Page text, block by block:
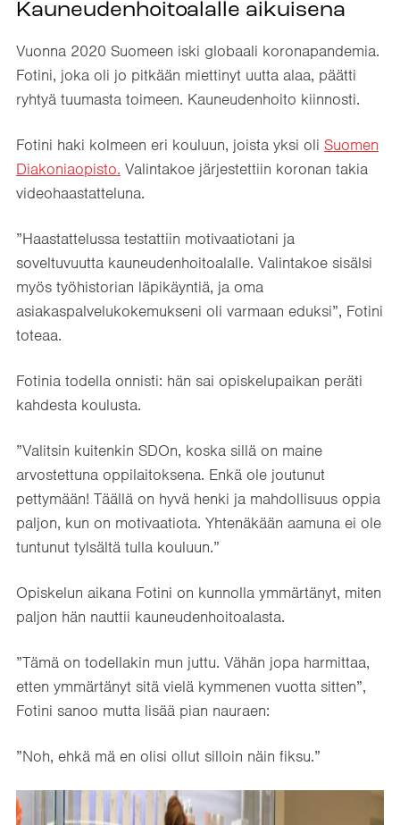
Kauneudenhoitoalalle aikuisena
Vuonna 2020 Suomeen iski globaali koronapandemia.
Fotini, joka oli jo pitkään miettinyt uutta alaa, päätti
ryhtyä tuumasta toimeen. Kauneudenhoito kiinnosti.
Fotini haki kolmeen eri kouluun, joista yksi oli Suomen
Diakoniaopisto. Valintakoe järjestettiin koronan takia
videohaastatteluna.
”Haastattelussa testattiin motivaatiotani ja
soveltuvuutta kauneudenhoitoalalle. Valintakoe sisälsi
myös työhistorian läpikäyntiä, ja oma
asiakaspalvelukokemukseni oli varmaan eduksi”, Fotini
toteaa.
Fotinia todella onnisti: hän sai opiskelupaikan peräti
kahdesta koulusta.
”Valitsin kuitenkin SDOn, koska sillä on maine
arvostettuna oppilaitoksena. Enkä ole joutunut
pettymään! Täällä on hyvä henki ja mahdollisuus oppia
paljon, kun on motivaatiota. Yhtenäkään aamuna ei ole
tuntunut tylsältä tulla kouluun.”
Opiskelun aikana Fotini on kunnolla ymmärtänyt, miten
paljon hän nauttii kauneudenhoitoalasta.
”Tämä on todellakin mun juttu. Vähän jopa harmittaa,
etten ymmärtänyt sitä vielä kymmenen vuotta sitten”,
Fotini sanoo mutta lisää pian nauraen:
”Noh, ehkä mä en olisi ollut silloin näin fiksu.”